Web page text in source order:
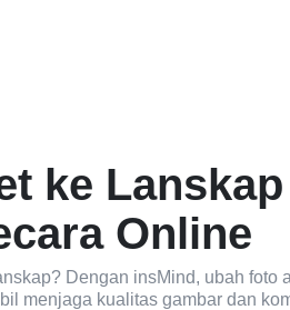
ke
Online
Dengan insMind, ubah foto
menjaga kualitas gambar dan